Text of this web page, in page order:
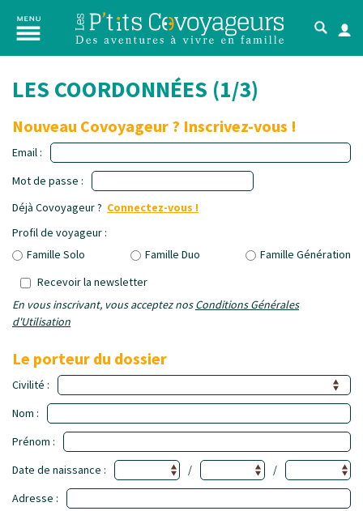
LES COORDONNÉES (1/3)
Nouveau Covoyageur ? Inscrivez-vous !
Email :
Mot de passe :
Déjà Covoyageur ? Connectez-vous !
Profil de voyageur :
Famille Solo
Famille Duo
Famille Génération
Recevoir la newsletter
En vous inscrivant, vous acceptez nosConditions Générales
d'Utilisation
Le porteur du dossier
Civilité :
Nom :
Prénom :
Date de naissance :
/
/
Adresse :